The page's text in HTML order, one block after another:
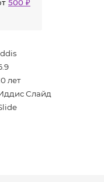
500 ₽
лет
Слайд